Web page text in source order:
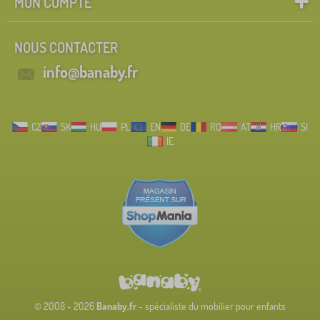
NOUS CONTACTER
info@banaby.fr
CZ SK HU PL EN DE RO AT HR
SI
IE
© 2008 - 2026 Banaby.fr- spécialiste du mobilier pour enfants